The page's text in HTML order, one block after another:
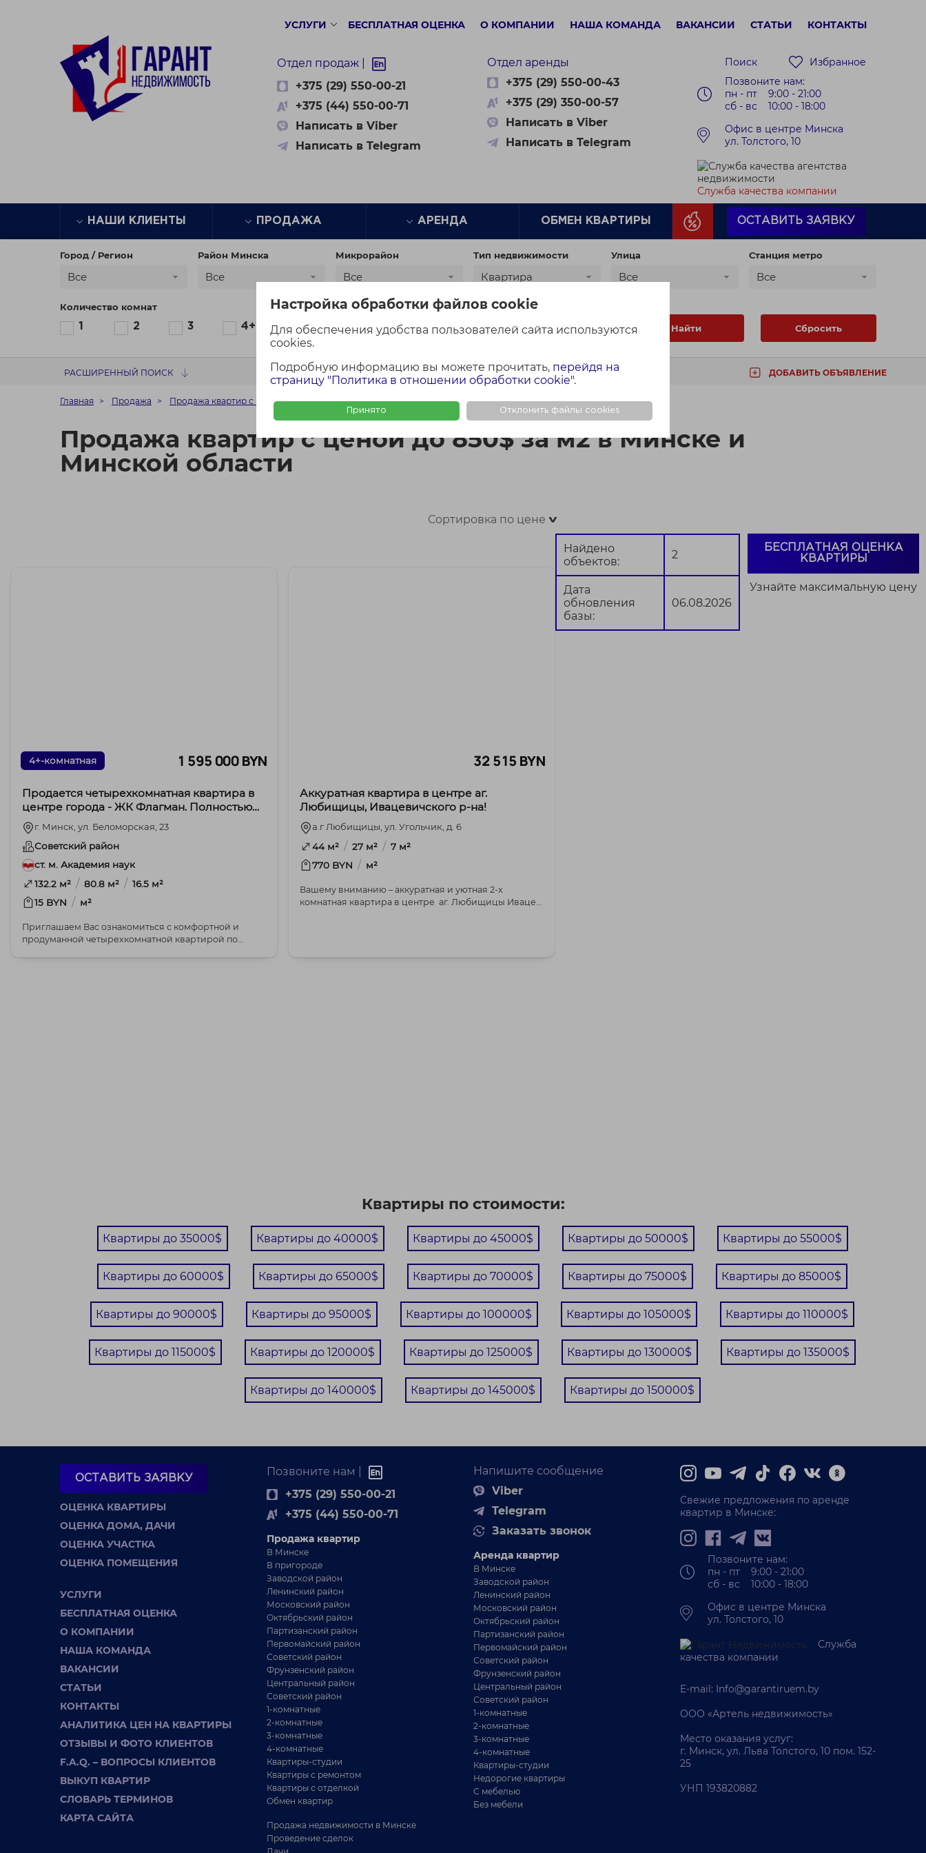
Настройка обработки файлов cookie
Для обеспечения удобства пользователей сайта используются
cookies.
Подробную информацию вы можете прочитать, перейдя на
страницу "Политика в отношении обработки cookie".
Принято Отклонить файлы cookies
УСЛУГИ БЕСПЛАТНАЯ ОЦЕНКА О КОМПАНИИ НАША КОМАНДА ВАКАНСИИ СТАТЬИ КОНТАКТЫ
Отдел продаж |
+375 (29) 550-00-21
+375 (44) 550-00-71
Написать в Viber
Написать в Telegram
Отдел аренды
+375 (29) 550-00-43
+375 (29) 350-00-57
Написать в Viber
Написать в Telegram
Поиск
Избранное
Позвоните нам:
пн - пт 9:00 - 21:00
сб - вс 10:00 - 18:00
Офис в центре Минска
ул. Толстого, 10
Служба качества компании
НАШИ КЛИЕНТЫ ПРОДАЖА АРЕНДА ОБМЕН КВАРТИРЫ ОСТАВИТЬ ЗАЯВКУ
Город / Регион
Все
Район Минска
Все
Микрорайон
Все
Тип недвижимости
Квартира
Улица
Все
Станция метро
Все
Количество комнат
1 2 3 4+
Цена
Найти
Сбросить
РАСШИРЕННЫЙ ПОИСК ФОТО + КАРТА ФОТО КАРТА ДОБАВИТЬ ОБЪЯВЛЕНИЕ
Главная Продажа Продажа квартир с ценой до 850$ за м2 в Минске и Минской области
Продажа квартир с ценой до 850$ за м2 в Минске и
Минской области
Сортировка по цене>
4+-комнатная 1 595 000 BYN
Продается четырехкомнатная квартира в
центре города - ЖК Флагман. Полностью
готова к проживанию!
г. Минск, ул. Беломорская, 23
Советский район
ст. м. Академия наук
132.2 м² / 80.8 м² / 16.5 м²
15 BYN / м²
Приглашаем Вас ознакомиться с комфортной и
продуманной четырехкомнатной квартирой по
32 515 BYN
Аккуратная квартира в центре аг.
Любищицы, Ивацевичского р-на!
а.г Любищицы, ул. Угольчик, д. 6
44 м² / 27 м² / 7 м²
770 BYN / м²
Вашему вниманию – аккуратная и уютная 2-х
комнатная квартира в центре аг. Любищицы Иваце...
Найдено
объектов:
2
Дата
обновления
базы:
06.08.2026
БЕСПЛАТНАЯ ОЦЕНКА
КВАРТИРЫ
Узнайте максимальную цену
Квартиры по стоимости:
Квартиры до 35000$ Квартиры до 40000$ Квартиры до 45000$ Квартиры до 50000$ Квартиры до 55000$
Квартиры до 60000$ Квартиры до 65000$ Квартиры до 70000$ Квартиры до 75000$ Квартиры до 85000$
Квартиры до 90000$ Квартиры до 95000$ Квартиры до 100000$ Квартиры до 105000$ Квартиры до 110000$
Квартиры до 115000$ Квартиры до 120000$ Квартиры до 125000$ Квартиры до 130000$ Квартиры до 135000$
Квартиры до 140000$ Квартиры до 145000$ Квартиры до 150000$
ОСТАВИТЬ ЗАЯВКУ
ОЦЕНКА КВАРТИРЫ
ОЦЕНКА ДОМА, ДАЧИ
ОЦЕНКА УЧАСТКА
ОЦЕНКА ПОМЕЩЕНИЯ
УСЛУГИ
БЕСПЛАТНАЯ ОЦЕНКА
О КОМПАНИИ
НАША КОМАНДА
ВАКАНСИИ
СТАТЬИ
КОНТАКТЫ
АНАЛИТИКА ЦЕН НА КВАРТИРЫ
ОТЗЫВЫ И ФОТО КЛИЕНТОВ
F.A.Q. – ВОПРОСЫ КЛИЕНТОВ
ВЫКУП КВАРТИР
СЛОВАРЬ ТЕРМИНОВ
КАРТА САЙТА
Позвоните нам |
+375 (29) 550-00-21
+375 (44) 550-00-71
Продажа квартир
В Минске
В пригороде
Заводской район
Ленинский район
Московский район
Октябрьский район
Партизанский район
Первомайский район
Советский район
Фрунзенский район
Центральный район
Советский район
1-комнатные
2-комнатные
3-комнатные
4-комнатные
Квартиры-студии
Квартиры с ремонтом
Квартиры с отделкой
Обмен квартир
Продажа недвижимости в Минске
Проведение сделок
Напишите сообщение
Viber
Telegram
Заказать звонок
Аренда квартир
В Минске
Заводской район
Ленинский район
Московский район
Октябрьский район
Партизанский район
Первомайский район
Советский район
Фрунзенский район
Центральный район
Советский район
1-комнатные
2-комнатные
3-комнатные
4-комнатные
Квартиры-студии
Недорогие квартиры
С мебелью
Без мебели
Свежие предложения по аренде
квартир в Минске:
Позвоните нам:
пн - пт 9:00 - 21:00
сб - вс 10:00 - 18:00
Офис в центре Минска
ул. Толстого, 10
Служба
качества компании
E-mail: Info@garantiruem.by
ООО «Артель недвижимость»
Место оказания услуг:
г. Минск, ул. Льва Толстого, 10 пом. 152-
25
УНП 193820882